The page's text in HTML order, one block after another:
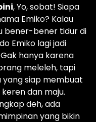
, Yo, sobat! Siapa
Emiko? Kalau
bener-bener tidur di
Emiko lagi jadi
hanya karena
meleleh, tapi
siap membuat
dan maju.
deh, ada
yang bikin